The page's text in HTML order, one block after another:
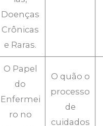
Doenças
Crônicas
e Raras.
O Papel
do
Enfermei
ro no
O quão o
processo
de
cuidados